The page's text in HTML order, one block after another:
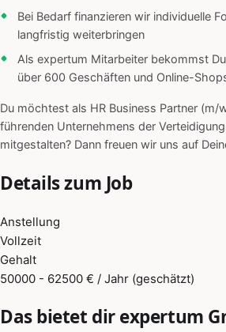
Bei Bedarf finanzieren wir individuelle
langfristig weiterbringen
Als expertum Mitarbeiter bekommst
über 600 Geschäften und Online-
Du möchtest als HR Business Partner (m/
führenden Unternehmens der
mitgestalten? Dann freuen wir uns auf
Details zum Job
Anstellung
Vollzeit
Gehalt
50000 - 62500 € / Jahr (geschätzt)
Das bietet dir expertum